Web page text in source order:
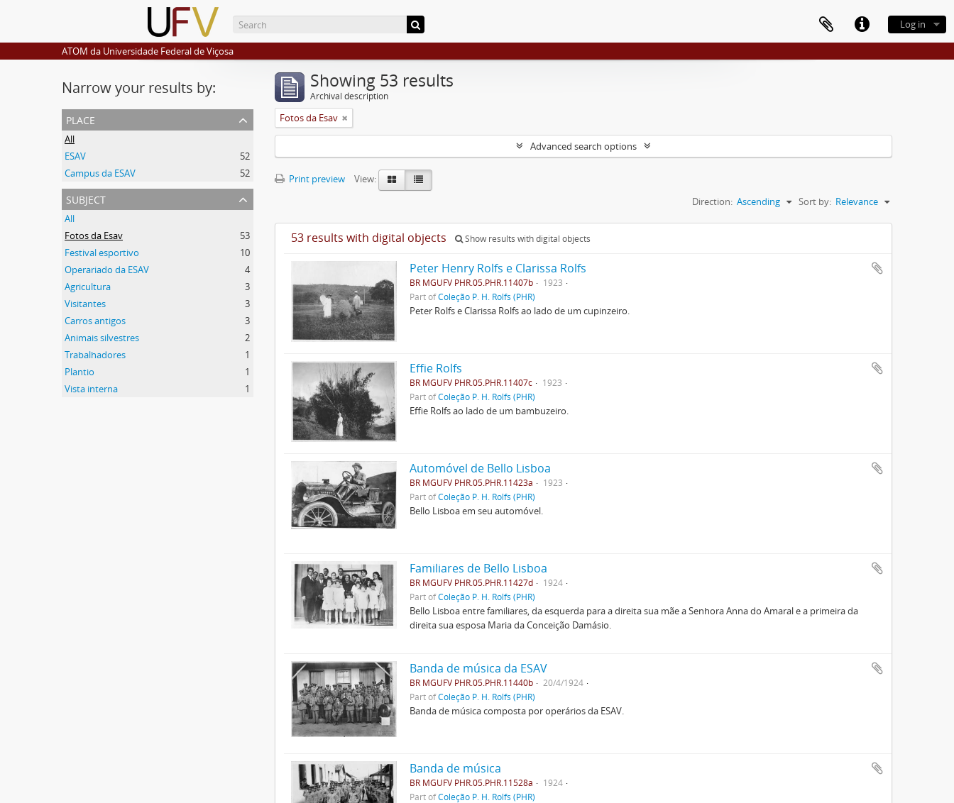
Log in
ATOM da Universidade Federal de Viçosa
Narrow your results by:
place
All
ESAV
52
Campus da ESAV
52
subject
All
Fotos da Esav
53
Festival esportivo
10
Operariado da ESAV
4
Agricultura
3
Visitantes
3
Carros antigos
3
Animais silvestres
2
Trabalhadores
1
Plantio
1
Vista interna
1
Showing 53 results
Archival description
Fotos da Esav
Advanced search options
Print preview
View:
Sort by: Relevance
Direction: Ascending
53 results with digital objects Show results with digital objects
Peter Henry Rolfs e Clarissa Rolfs
BR MGUFV PHR.05.PHR.11407b
1923
Part ofColeção P. H. Rolfs (PHR)
Peter Rolfs e Clarissa Rolfs ao lado de um cupinzeiro.
Effie Rolfs
BR MGUFV PHR.05.PHR.11407c
1923
Part ofColeção P. H. Rolfs (PHR)
Effie Rolfs ao lado de um bambuzeiro.
Automóvel de Bello Lisboa
BR MGUFV PHR.05.PHR.11423a
1923
Part ofColeção P. H. Rolfs (PHR)
Bello Lisboa em seu automóvel.
Familiares de Bello Lisboa
BR MGUFV PHR.05.PHR.11427d
1924
Part ofColeção P. H. Rolfs (PHR)
Bello Lisboa entre familiares, da esquerda para a direita sua mãe a Senhora Anna do Amaral e a primeira da
direita sua esposa Maria da Conceição Damásio.
Banda de música da ESAV
BR MGUFV PHR.05.PHR.11440b
20/4/1924
Part ofColeção P. H. Rolfs (PHR)
Banda de música composta por operários da ESAV.
Banda de música
BR MGUFV PHR.05.PHR.11528a
1924
Part ofColeção P. H. Rolfs (PHR)